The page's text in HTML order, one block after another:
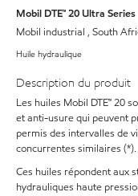
Mobil DTE™ 20 Ultra Series
Mobil industrial , South
Huile hydraulique
Description du produit
Les huiles Mobil DTE™ 20
et anti-usure qui peuvent
permis des intervalles de
concurrentes similaires (*).
Ces huiles répondent aux
hydrauliques haute